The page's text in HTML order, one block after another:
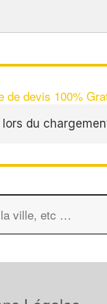
de devis 100%
lors du